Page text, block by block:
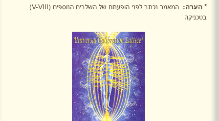
* הערה: המאמר נכתב לפני הופעתם של השלבים הנוספים (V-VIII
)
בטכניקה